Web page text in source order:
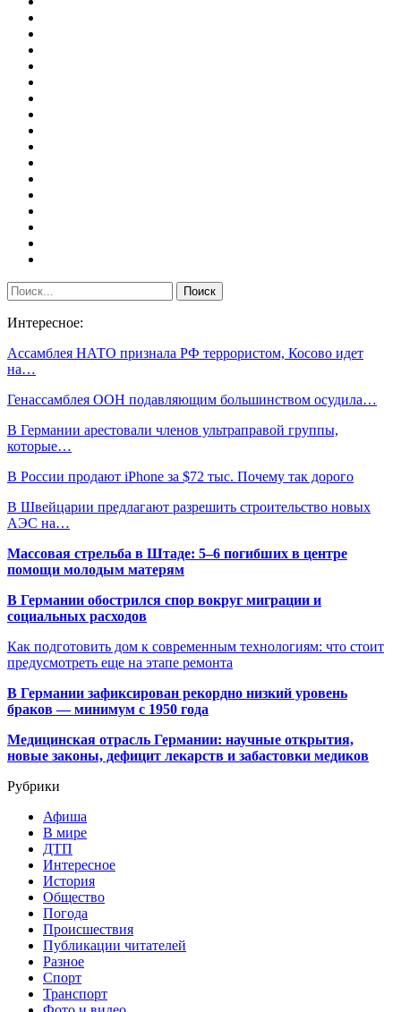
Интересное:
Ассамблея НАТО признала РФ террористом, Косово идет
на…
Генассамблея ООН подавляющим большинством осудила…
В Германии арестовали членов ультраправой группы,
которые…
В России продают iPhone за $72 тыс. Почему так дорого
В Швейцарии предлагают разрешить строительство новых
АЭС на…
Массовая стрельба в Штаде: 5–6 погибших в центре
помощи молодым матерям
В Германии обострился спор вокруг миграции и
социальных расходов
Как подготовить дом к современным технологиям: что стоит
предусмотреть еще на этапе ремонта
В Германии зафиксирован рекордно низкий уровень
браков — минимум с 1950 года
Медицинская отрасль Германии: научные открытия,
новые законы, дефицит лекарств и забастовки медиков
Рубрики
Афиша
В мире
ДТП
Интересное
История
Общество
Погода
Происшествия
Публикации читателей
Разное
Спорт
Транспорт